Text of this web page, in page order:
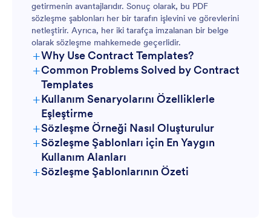
getirmenin avantajlarıdır. Sonuç olarak, bu PDF
sözleşme şablonları her bir tarafın işlevini ve görevlerini
netleştirir. Ayrıca, her iki tarafça imzalanan bir belge
olarak sözleşme mahkemede geçerlidir.
+Why Use Contract Templates?
+Common Problems Solved by Contract
Templates
+Kullanım Senaryolarını Özelliklerle
Eşleştirme
+Sözleşme Örneği Nasıl Oluşturulur
+Sözleşme Şablonları için En Yaygın
Kullanım Alanları
Yöneticiler İçin
+Sözleşme Şablonlarının Özeti